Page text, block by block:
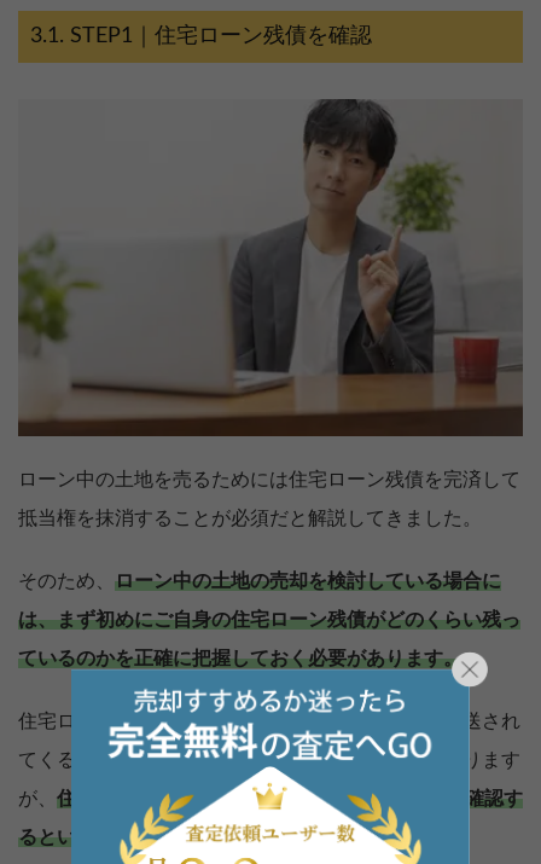
STEP1｜住宅ローン残債を確認
ローン中の土地を売るためには住宅ローン残債を完済して
抵当権を抹消することが必須だと解説してきました。
そのため、 ローン中の土地の売却を検討している場合に
は、まず初めにご自身の住宅ローン残債がどのくらい残っ
ているのかを正確に把握しておく必要があります。
住宅ローン残債を確認する方法は、金融機関から郵送され
てくる残高証明書や返済予定表で確認する方法もあります
が、 住宅ローン借入先の金融機関のWebサイトから確認す
るという方法が最も手軽だと言えるでしょう。